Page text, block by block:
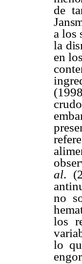
de
a los
la
en
al.
no
los
lo